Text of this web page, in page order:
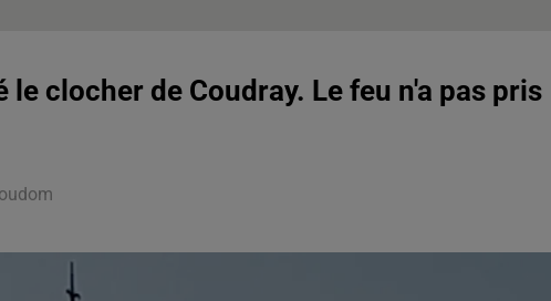
clocher de Coudray. Le feu n'a pas pris